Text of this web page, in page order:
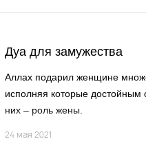
Дуа для замужества
Аллах подарил женщине
исполняя которые
них – роль жены.
24 мая 2021